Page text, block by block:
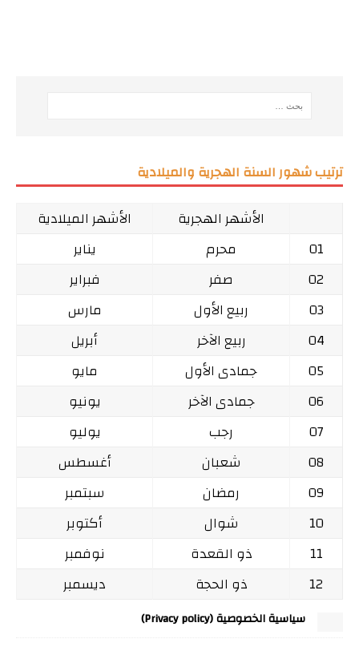
ترتيب شهور السنة الهجرية والميلادية
الأشهر الهجرية
الأشهر الميلادية
01
محرم
يناير
02
صفر
فبراير
03
ربيع الأول
مارس
04
ربيع الآخر
أبريل
05
جمادى الأول
مايو
06
جمادى الآخر
يونيو
07
رجب
يوليو
08
شعبان
أغسطس
09
رمضان
سبتمبر
10
شوال
أكتوبر
11
ذو القعدة
نوفمبر
12
ذو الحجة ديسمبر
سياسية الخصوصية (Privacy policy)